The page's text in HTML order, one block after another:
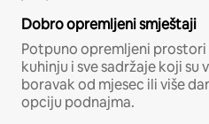
Dobro opremljeni smještaji
Potpuno opremljeni prostori
kuhinju i sve sadržaje koji
boravak od mjesec ili više
opciju podnajma.